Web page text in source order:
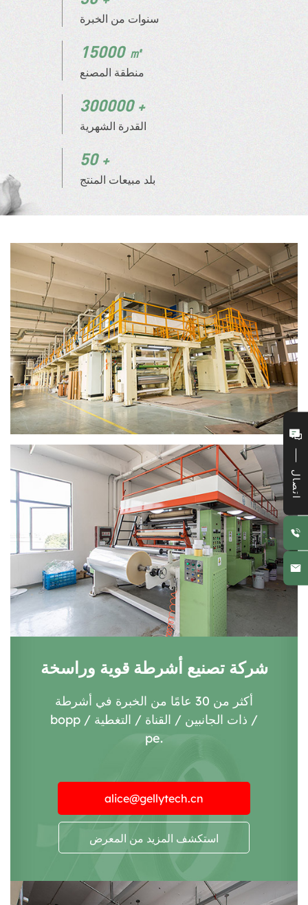
سنوات من الخبرة
15000
منطقة المصنع
300000
القدرة الشهرية
50
بلد مبيعات المنتج
شركة تصنيع أشرطة قوية وراسخة
أكثر من 30 عامًا من الخبرة في أشرطة
bopp / ذات الجانبين / القناة / التغطية /
pe.
alice@gellytech.cn
استكشف المزيد من المعرض
اتصال